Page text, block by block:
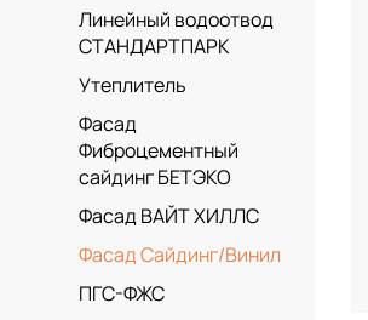
Линейный водоотвод
СТАНДАРТПАРК
Утеплитель
Фасад
Фиброцементный
сайдинг БЕТЭКО
Фасад ВАЙТ ХИЛЛС
Фасад Сайдинг/Винил
ПГС-ФЖС